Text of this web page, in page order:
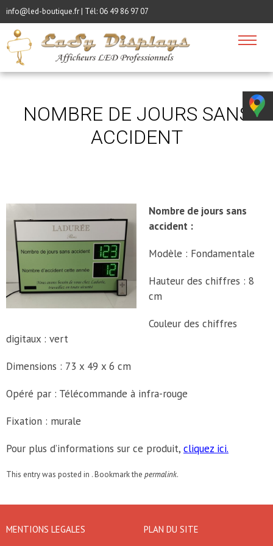
info@led-boutique.fr | Tél: 06 49 86 97 07
NOMBRE DE JOURS SANS
ACCIDENT
Nombre de jours sans
accident :
Modèle : Fondamentale
Hauteur des chiffres : 8
cm
Couleur des chiffres
digitaux : vert
Dimensions : 73 x 49 x 6 cm
Opéré par : Télécommande à infra-rouge
Fixation : murale
Pour plus d’informations sur ce produit, cliquez ici.
This entry was posted in . Bookmark the permalink.
MENTIONS LEGALES PLAN DU SITE